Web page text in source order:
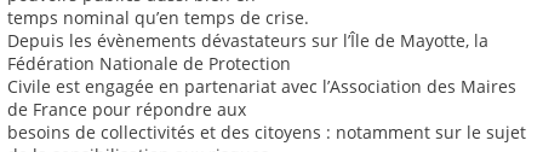
temps nominal qu’en temps de crise.
Depuis les évènements dévastateurs sur l’Île de Mayotte, la
Fédération Nationale de Protection
Civile est engagée en partenariat avec l’Association des Maires
de France pour répondre aux
besoins de collectivités et des citoyens : notamment sur le sujet